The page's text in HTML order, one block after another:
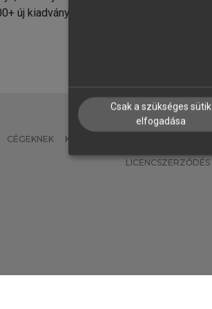
új kiadvány.
CÉGEKNEK KÖNYVTÁROSOKNAK
LICENCSZERZŐDÉS
Csak a szükséges sütik
elfogadása